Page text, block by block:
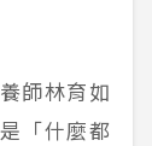
師林育如
「什麼都